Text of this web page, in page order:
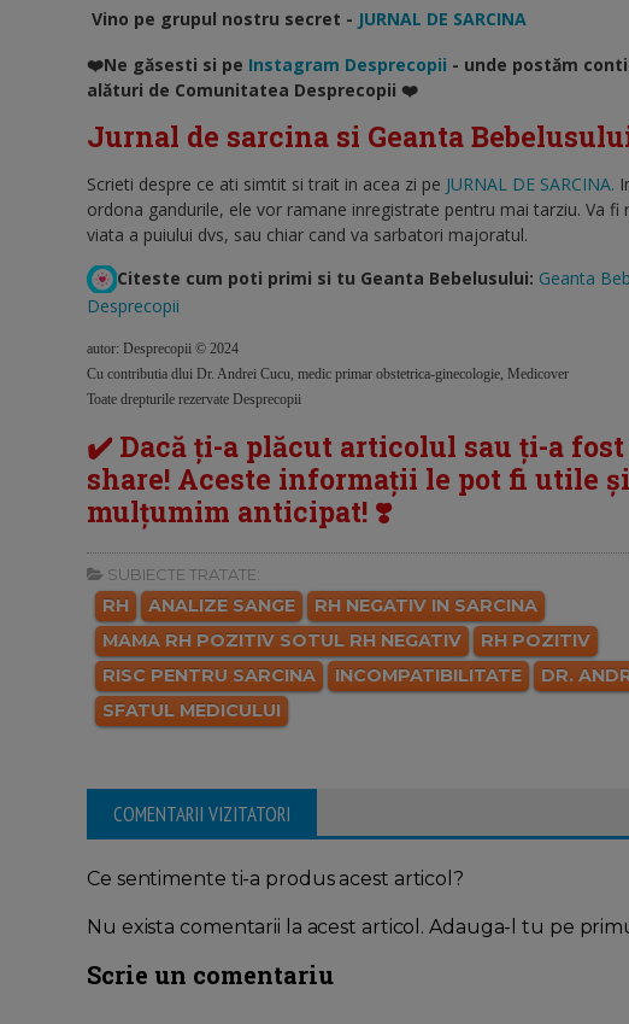
Vino pe grupul nostru secret - JURNAL DE SARCINA
❤️Ne găsesti si pe Instagram Desprecopii - unde postăm
alături de Comunitatea Desprecopii ❤️
Jurnal de sarcina si Geanta
Scrieti despre ce ati simtit si trait in acea zi pe JURNAL DE SARCINA.
ordona gandurile, ele vor ramane inregistrate pentru mai tarziu. Va
viata a puiului dvs, sau chiar cand va sarbatori majoratul.
Citeste cum poti primi si tu Geanta Bebelusului: Geanta
Desprecopii
autor: Desprecopii © 2024
Cu contributia dlui Dr. Andrei Cucu, medic primar obstetrica-ginecologie, Medicover
Toate drepturile rezervate Desprecopii
✔️ Dacă ți-a plăcut articolul sau ți-a
share! Aceste informații le pot fi utile
mulțumim anticipat! ❣️
SUBIECTE TRATATE:
RH ANALIZE SANGE
RH NEGATIV IN SARCINA
MAMA RH POZITIV SOTUL RH NEGATIV
RH POZITIV
RISC PENTRU SARCINA
INCOMPATIBILITATE
DR.
SFATUL MEDICULUI
COMENTARII VIZITATORI
Ce sentimente ti-a produs acest articol?
Nu exista comentarii la acest articol. Adauga-l tu pe
Scrie un comentariu